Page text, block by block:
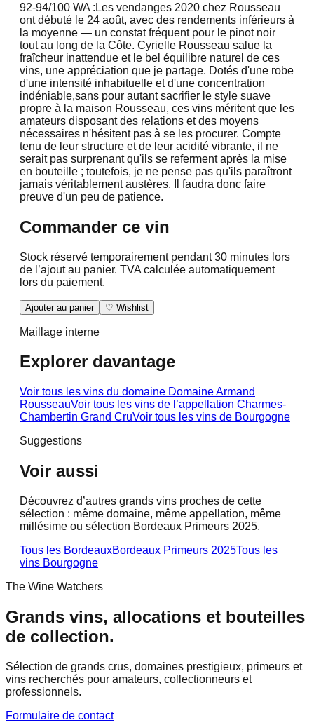
92-94/100 WA : Les vendanges 2020 chez Rousseau
ont débuté le 24 août, avec des rendements inférieurs à
la moyenne — un constat fréquent pour le pinot noir
tout au long de la Côte. Cyrielle Rousseau salue la
fraîcheur inattendue et le bel équilibre naturel de ces
vins, une appréciation que je partage. Dotés d'une robe
d'une intensité inhabituelle et d'une concentration
indéniable,sans pour autant sacrifier le style suave
propre à la maison Rousseau, ces vins méritent que les
amateurs disposant des relations et des moyens
nécessaires n'hésitent pas à se les procurer. Compte
tenu de leur structure et de leur acidité vibrante, il ne
serait pas surprenant qu'ils se referment après la mise
en bouteille ; toutefois, je ne pense pas qu'ils paraîtront
jamais véritablement austères. Il faudra donc faire
preuve d'un peu de patience.
Commander ce vin
Stock réservé temporairement pendant 30 minutes lors
de l’ajout au panier. TVA calculée automatiquement
lors du paiement.
Ajouter au panier ♡ Wishlist
Maillage interne
Explorer davantage
Voir tous les vins du domaine Domaine Armand
RousseauVoir tous les vins de l’appellation Charmes-
Chambertin Grand CruVoir tous les vins de Bourgogne
Suggestions
Voir aussi
Découvrez d’autres grands vins proches de cette
sélection : même domaine, même appellation, même
millésime ou sélection Bordeaux Primeurs 2025.
Tous les BordeauxBordeaux Primeurs 2025Tous les
vins Bourgogne
The Wine Watchers
Grands vins, allocations et bouteilles
de collection.
Sélection de grands crus, domaines prestigieux, primeurs et
vins recherchés pour amateurs, collectionneurs et
professionnels.
Formulaire de contact